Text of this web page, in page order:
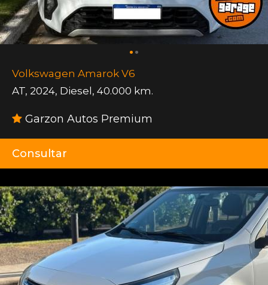
Volkswagen Amarok V6
AT, 2024, Diesel, 40.000 km.
Garzon Autos Premium
Consultar